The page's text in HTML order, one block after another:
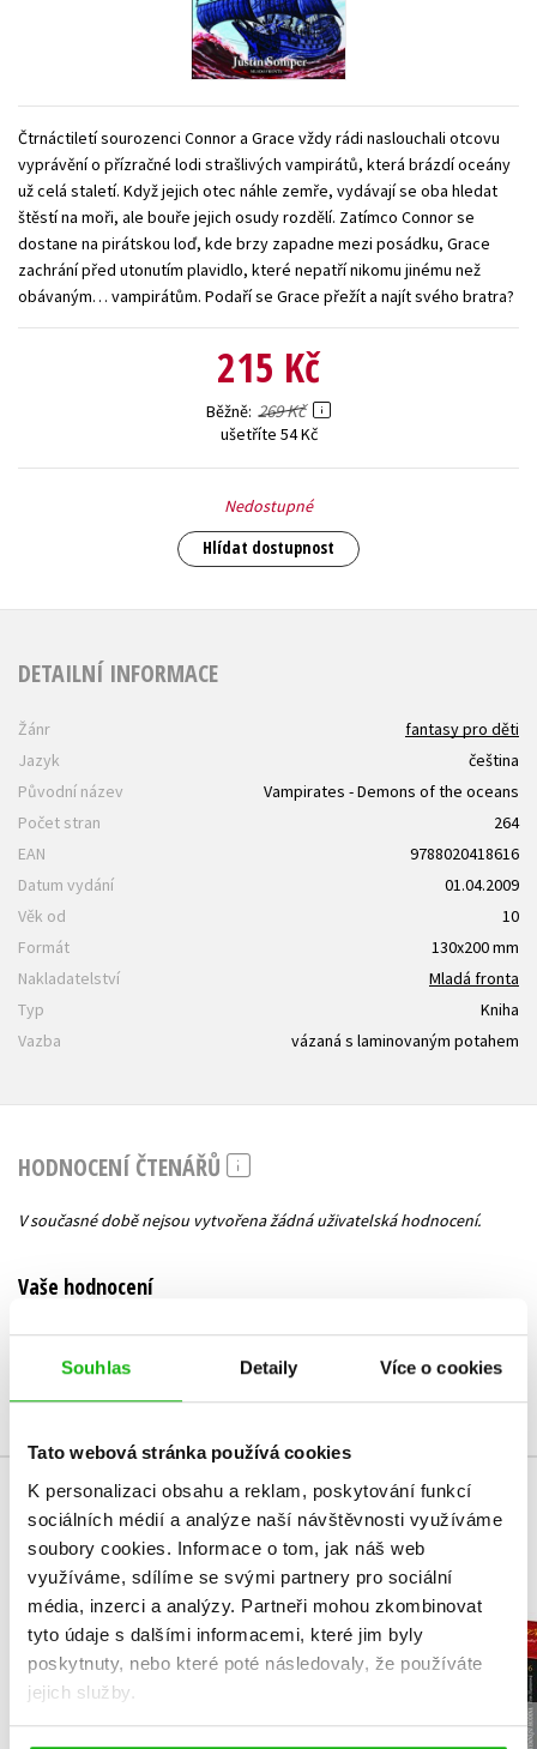
Souhlas Detaily Více o cookies
Tato webová stránka používá cookies
K personalizaci obsahu a reklam, poskytování funkcí
sociálních médií a analýze naší návštěvnosti využíváme
soubory cookies. Informace o tom, jak náš web
využíváme, sdílíme se svými partnery pro sociální
média, inzerci a analýzy. Partneři mohou zkombinovat
tyto údaje s dalšími informacemi, které jim byly
poskytnuty, nebo které poté následovaly, že používáte
jejich služby.
Zahraniční literatura
Čtrnáctiletí sourozenci Connor a Grace vždy rádi naslouchali otcovu
vyprávění o přízračné lodi strašlivých vampirátů, která brázdí oceány
už celá staletí. Když jejich otec náhle zemře, vydávají se oba hledat
štěstí na moři, ale bouře jejich osudy rozdělí. Zatímco Connor se
dostane na pirátskou loď, kde brzy zapadne mezi posádku, Grace
zachrání před utonutím plavidlo, které nepatří nikomu jinému než
obávaným… vampirátům. Podaří se Grace přežít a najít svého bratra?
215 Kč
Běžně 269 Kč
ušetříte 54 Kč
Nedostupné
Hlídat dostupnost
DETAILNÍ INFORMACE
Žánr
fantasy pro děti
Jazyk
čeština
Původní název
Vampirates - Demons of the oceans
Počet stran
264
EAN
9788020418616
Datum vydání
01.04.2009
Věk od
10
Formát
130x200 mm
Nakladatelství
Mladá fronta
Typ
Kniha
Vazba
vázaná s laminovaným potahem
HODNOCENÍ ČTENÁŘŮ
V současné době nejsou vytvořena žádná uživatelská hodnocení.
Vaše hodnocení
Přihlásit
MOHLO BY VÁS TAKÉ ZAJÍMAT
NARNIE – komplet
1.-7.díl – box
Kočičí
1-6
Erin